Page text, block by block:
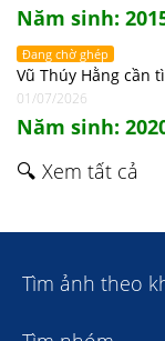
Năm sinh:
Đang chờ ghép
Vũ Thúy Hằng cần
01/07/2026
Năm sinh:
🔍 Xem tất cả
Tìm ảnh theo